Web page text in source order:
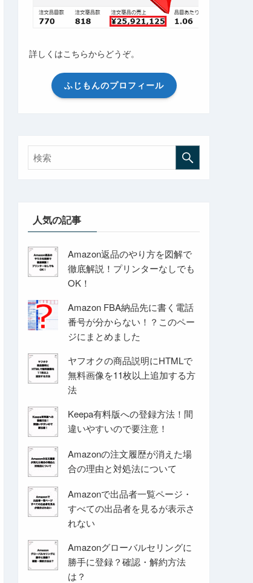
詳しくはこちらからどうぞ。
ふじもんのプロフィール
人気の記事
Amazon返品のやり方を図解で
徹底解説！プリンターなしでも
OK！
Amazon FBA納品先に書く電話
番号が分からない！？このペー
ジにまとめました
ヤフオクの商品説明にHTMLで
無料画像を11枚以上追加する方
法
Keepa有料版への登録方法！間
違いやすいので要注意！
Amazonの注文履歴が消えた場
合の理由と対処法について
Amazonで出品者一覧ページ・
すべての出品者を見るが表示さ
れない
Amazonグローバルセリングに
勝手に登録？確認・解約方法
は？